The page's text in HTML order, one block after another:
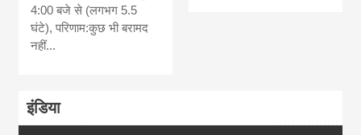
4:00 बजे से (लगभग 5.5
घंटे), परिणाम:कुछ भी बरामद
नहीं...
इंडिया